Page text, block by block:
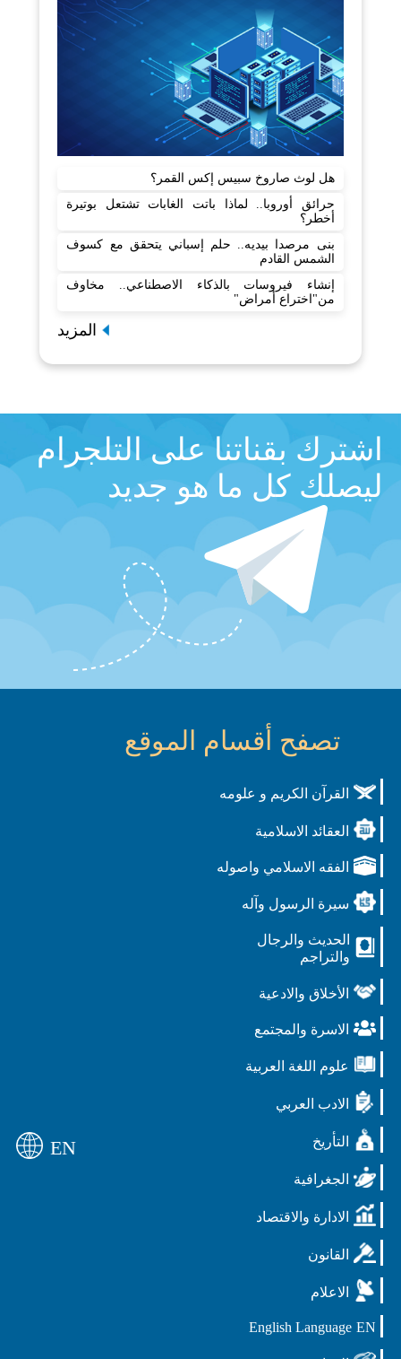
هل لوث صاروخ سبيس إكس القمر؟
حرائق أوروبا.. لماذا باتت الغابات تشتعل بوتيرة
أخطر؟
بنى مرصدا بيديه.. حلم إسباني يتحقق مع كسوف
الشمس القادم
إنشاء فيروسات بالذكاء الاصطناعي.. مخاوف
من"اختراع أمراض"
المزيد
اشترك بقناتنا على التلجرام
ليصلك كل ما هو جديد
تصفح أقسام الموقع
القرآن الكريم و علومه
العقائد الاسلامية
الفقه الاسلامي واصوله
سيرة الرسول وآله
الحديث والرجال
والتراجم
الأخلاق والادعية
الاسرة والمجتمع
علوم اللغة العربية
الادب العربي
التأريخ
الجغرافية
الادارة والاقتصاد
القانون
الاعلام
EN
English Language
EN